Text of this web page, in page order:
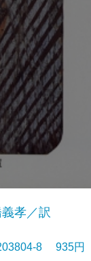
孝／訳
8 935円